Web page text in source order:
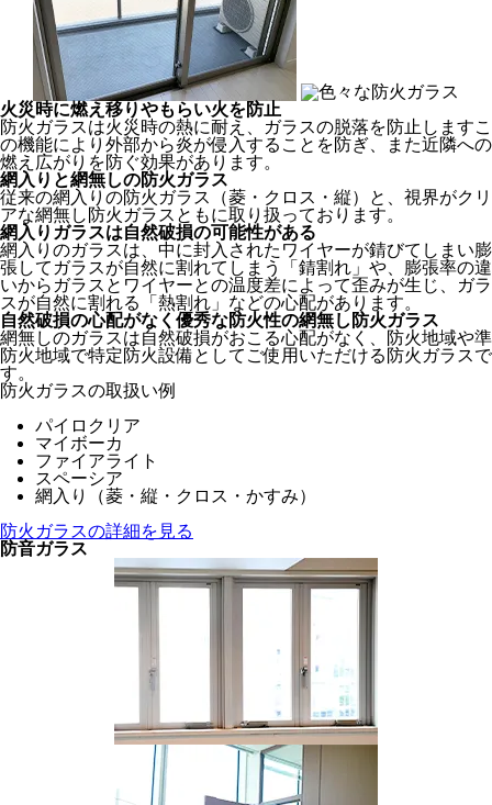
火災時に燃え移りやもらい火を防止
防火ガラスは火災時の熱に耐え、ガラスの脱落を防止しますこ
の機能により外部から炎が侵入することを防ぎ、また近隣への
燃え広がりを防ぐ効果があります。
網入りと網無しの防火ガラス
従来の網入りの防火ガラス（菱・クロス・縦）と、視界がクリ
アな網無し防火ガラスともに取り扱っております。
網入りガラスは自然破損の可能性がある
網入りのガラスは、中に封入されたワイヤーが錆びてしまい膨
張してガラスが自然に割れてしまう「錆割れ」や、膨張率の違
いからガラスとワイヤーとの温度差によって歪みが生じ、ガラ
スが自然に割れる「熱割れ」などの心配があります。
自然破損の心配がなく優秀な防火性の網無し防火ガラス
網無しのガラスは自然破損がおこる心配がなく、防火地域や準
防火地域で特定防火設備としてご使用いただける防火ガラスで
す。
防火ガラスの取扱い例
パイロクリア
マイボーカ
ファイアライト
スペーシア
網入り（菱・縦・クロス・かすみ）
防火ガラスの詳細を見る
防音ガラス